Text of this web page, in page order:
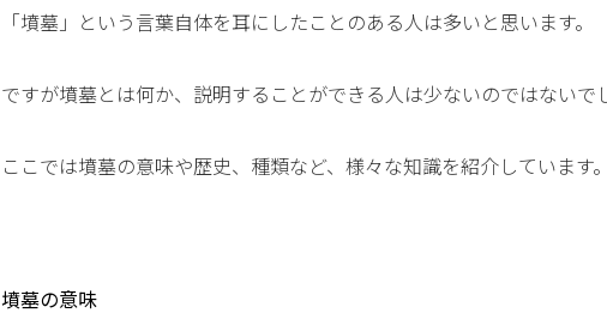
「墳墓」という言葉自体を耳にしたことのある人は多いと思います。
ですが墳墓とは何か、説明することができる人は少ないのではないで
ここでは墳墓の意味や歴史、種類など、様々な知識を紹介しています。
墳墓の意味